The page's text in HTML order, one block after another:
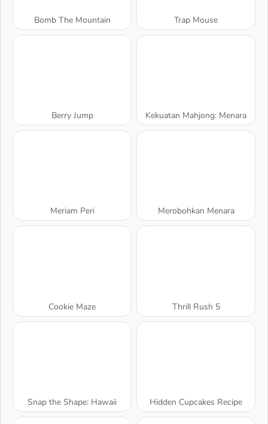
Bomb The Mountain Trap Mouse
Berry Jump Kekuatan Mahjong: Menara
Meriam Peri Merobohkan Menara
Cookie Maze Thrill Rush 5
Snap the Shape: Hawaii Hidden Cupcakes Recipe